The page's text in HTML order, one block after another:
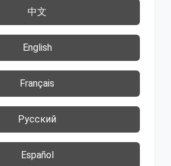
中文
English
Français
Русский
Español